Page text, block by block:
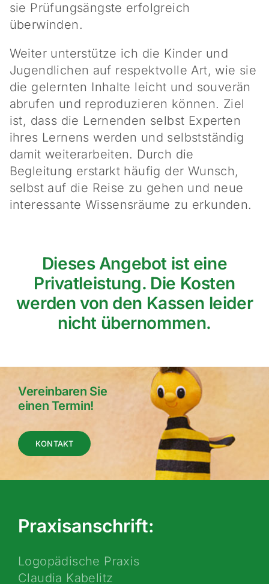
sie Prüfungsängste erfolgreich
überwinden.
Weiter unterstütze ich die Kinder und
Jugendlichen auf respektvolle Art, wie sie
die gelernten Inhalte leicht und souverän
abrufen und reproduzieren können. Ziel
ist, dass die Lernenden selbst Experten
ihres Lernens werden und selbstständig
damit weiterarbeiten. Durch die
Begleitung erstarkt häufig der Wunsch,
selbst auf die Reise zu gehen und neue
interessante Wissensräume zu erkunden.
Dieses Angebot ist eine
Privatleistung. Die Kosten
werden von den Kassen leider
nicht übernommen.
Vereinbaren Sie
einen Termin!
KONTAKT
Praxisanschrift:
Logopädische Praxis
Claudia Kabelitz